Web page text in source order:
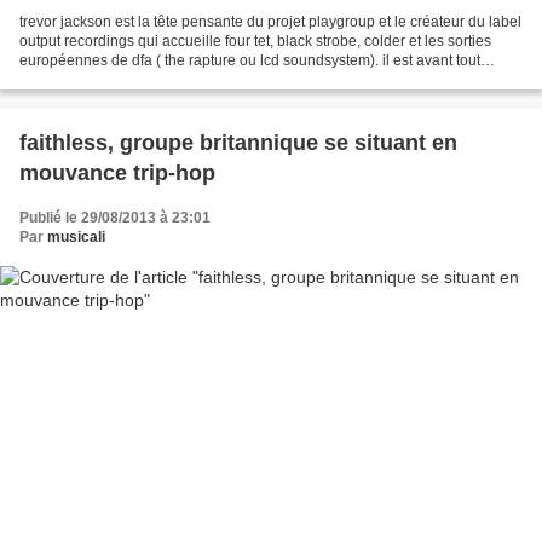
trevor jackson est la tête pensante du projet playgroup et le créateur du label
output recordings qui accueille four tet, black strobe, colder et les sorties
européennes de dfa ( the rapture ou lcd soundsystem). il est avant tout
faithless, groupe britannique se situant en
mouvance trip-hop
Publié le 29/08/2013 à 23:01
Par musicali